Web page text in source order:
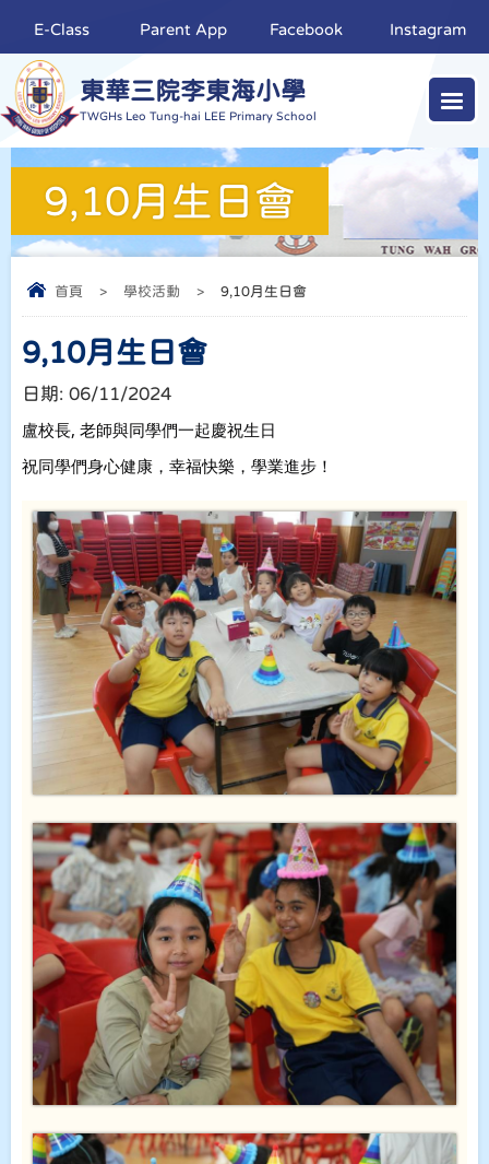
東華三院李東海小學
TWGHs Leo Tung-hai LEE Primary School
E-Class Parent App Facebook Instagram
9,10月生日會
首頁 > 學校活動 > 9,10月生日會
9,10月生日會
日期: 06/11/2024
盧校長, 老師與同學們一起慶祝生日
祝同學們身心健康，幸福快樂，學業進步！